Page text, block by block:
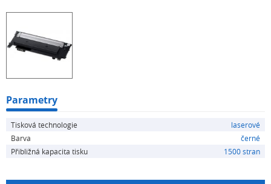
Parametry
Tisková technologie
laserové
Barva
černé
Přibližná kapacita tisku
1500 stran